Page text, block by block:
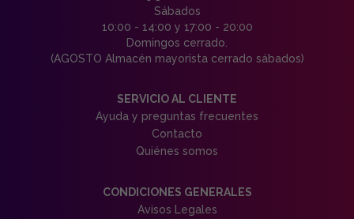
Sábados
10:00 - 14:00 y 17:00 - 20:00
Domingos cerrado.
(AGOSTO Almacén mayorista cerrado sábados)
SERVICIO AL CLIENTE
Ayuda y preguntas frecuentes
Contacto
Quiénes somos
CONDICIONES GENERALES
Avisos Legales